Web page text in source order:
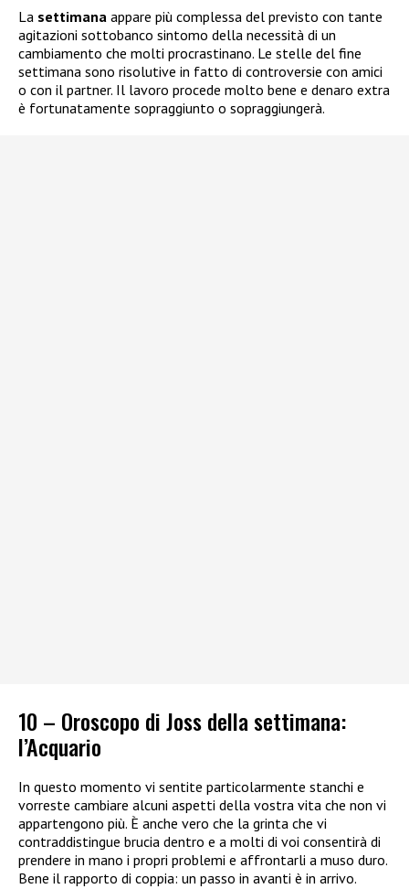
La settimana appare più complessa del previsto con tante
agitazioni sottobanco sintomo della necessità di un
cambiamento che molti procrastinano. Le stelle del fine
settimana sono risolutive in fatto di controversie con amici
o con il partner. Il lavoro procede molto bene e denaro extra
è fortunatamente sopraggiunto o sopraggiungerà.
10 – Oroscopo di Joss della settimana:
l’Acquario
In questo momento vi sentite particolarmente stanchi e
vorreste cambiare alcuni aspetti della vostra vita che non vi
appartengono più. È anche vero che la grinta che vi
contraddistingue brucia dentro e a molti di voi consentirà di
prendere in mano i propri problemi e affrontarli a muso duro.
Bene il rapporto di coppia: un passo in avanti è in arrivo.